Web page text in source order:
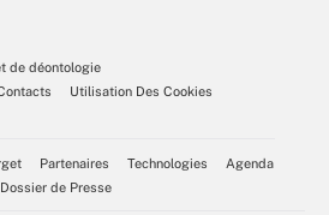
de déontologie
Utilisation Des Cookies
Partenaires Technologies
Agenda
Dossier de Presse